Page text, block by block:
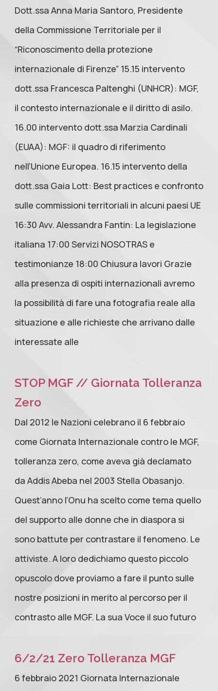
Dott.ssa Anna Maria Santoro, Presidente
della Commissione Territoriale per il
“Riconoscimento della protezione
internazionale di Firenze” 15.15 intervento
dott.ssa Francesca Paltenghi (UNHCR): MGF,
il contesto internazionale e il diritto di asilo.
16.00 intervento dott.ssa Marzia Cardinali
(EUAA): MGF: il quadro di riferimento
nell’Unione Europea. 16.15 intervento della
dott.ssa Gaia Lott: Best practices e confronto
sulle commissioni territoriali in alcuni paesi UE
16:30 Avv. Alessandra Fantin: La legislazione
italiana 17:00 Servizi NOSOTRAS e
testimonianze 18:00 Chiusura lavori Grazie
alla presenza di ospiti internazionali avremo
la possibilità di fare una fotografia reale alla
situazione e alle richieste che arrivano dalle
interessate alle
STOP MGF // Giornata Tolleranza
Zero
Dal 2012 le Nazioni celebrano il 6 febbraio
come Giornata Internazionale contro le MGF,
tolleranza zero, come aveva già declamato
da Addis Abeba nel 2003 Stella Obasanjo.
Quest’anno l’Onu ha scelto come tema quello
del supporto alle donne che in diaspora si
sono battute per contrastare il fenomeno. Le
attiviste. A loro dedichiamo questo piccolo
opuscolo dove proviamo a fare il punto sulle
nostre posizioni in merito al percorso per il
contrasto alle MGF. La sua Voce il suo futuro
6/2/21 Zero Tolleranza MGF
6 febbraio 2021 Giornata Internazionale